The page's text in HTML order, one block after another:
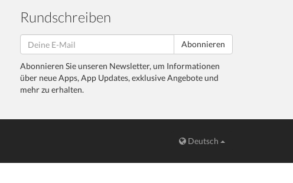
Rundschreiben
Abonnieren
Abonnieren Sie unseren Newsletter, um Informationen
über neue Apps, App Updates, exklusive Angebote und
mehr zu erhalten.
Deutsch